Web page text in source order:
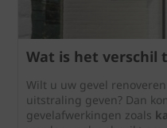
Wat is het verschil
Wilt u uw gevel
uitstraling geven? Dan
gevelafwerkingen zoals